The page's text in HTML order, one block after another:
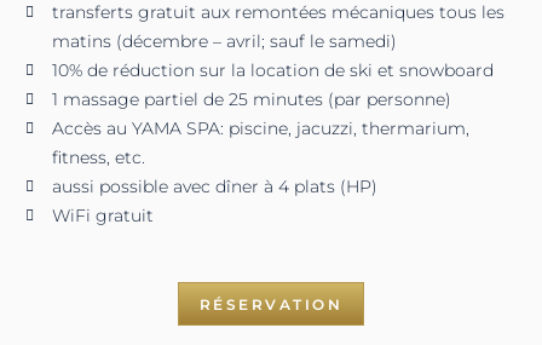
transferts gratuit aux remontées mécaniques tous les
matins (décembre – avril; sauf le samedi)
10% de réduction sur la location de ski et snowboard
1 massage partiel de 25 minutes (par personne)
Accès au YAMA SPA: piscine, jacuzzi, thermarium,
fitness, etc.
aussi possible avec dîner à 4 plats (HP)
WiFi gratuit
RÉSERVATION